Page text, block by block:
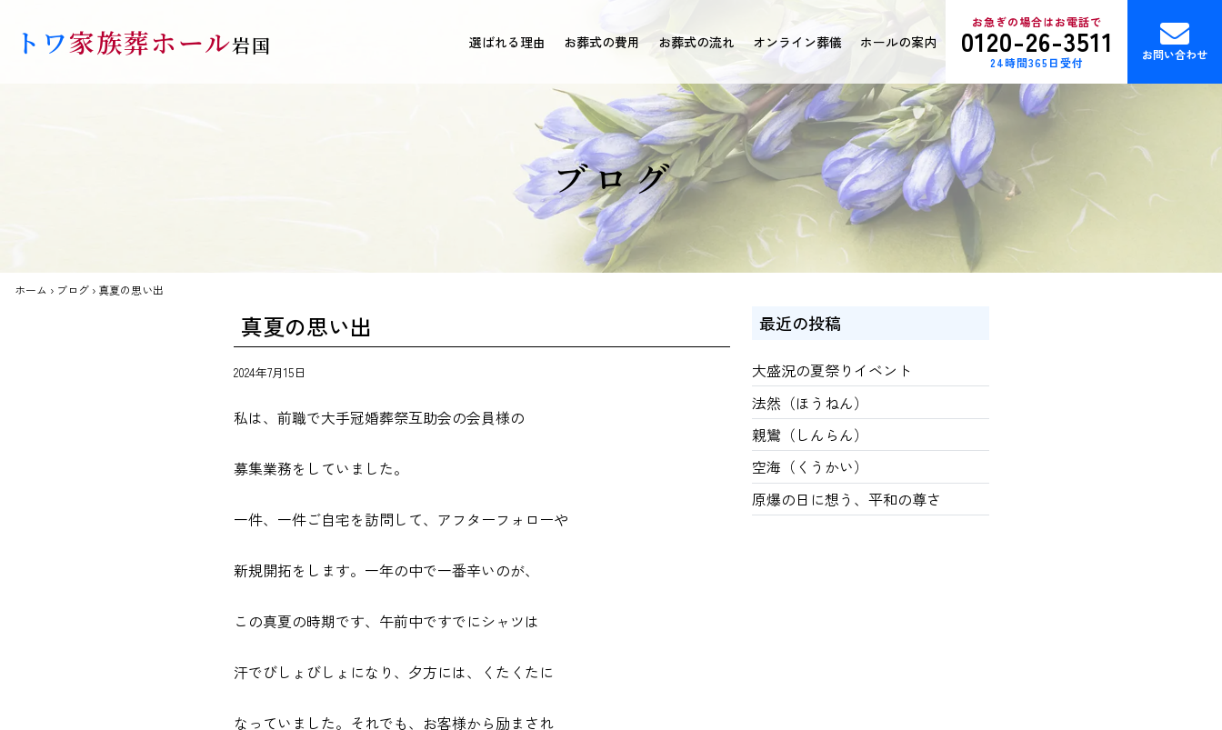
トワ家族葬ホール岩国 選ばれる理由 お葬式の費用 お葬式の流れ オンライン葬儀 ホールの案内
お急ぎの場合はお電話で
0120-26-3511
24時間365日受付
お問い合わせ
ブログ
ホーム › ブログ › 真夏の思い出
真夏の思い出
2024年7月15日
私は、前職で大手冠婚葬祭互助会の会員様の
募集業務をしていました。
一件、一件ご自宅を訪問して、アフターフォローや
新規開拓をします。一年の中で一番辛いのが、
この真夏の時期です、午前中ですでにシャツは
汗でびしょびしょになり、夕方には、くたくたに
なっていました。それでも、お客様から励まされ
最近の投稿
大盛況の夏祭りイベント
法然（ほうねん）
親鸞（しんらん）
空海（くうかい）
原爆の日に想う、平和の尊さ